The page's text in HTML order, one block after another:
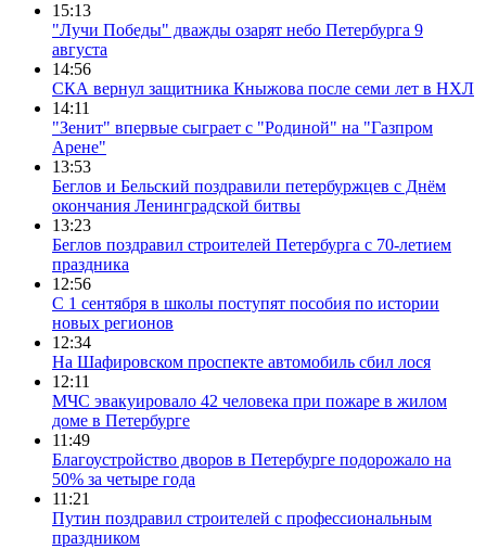
15:13
"Лучи Победы" дважды озарят небо Петербурга 9
августа
14:56
СКА вернул защитника Кныжова после семи лет в НХЛ
14:11
"Зенит" впервые сыграет с "Родиной" на "Газпром
Арене"
13:53
Беглов и Бельский поздравили петербуржцев с Днём
окончания Ленинградской битвы
13:23
Беглов поздравил строителей Петербурга с 70-летием
праздника
12:56
С 1 сентября в школы поступят пособия по истории
новых регионов
12:34
На Шафировском проспекте автомобиль сбил лося
12:11
МЧС эвакуировало 42 человека при пожаре в жилом
доме в Петербурге
11:49
Благоустройство дворов в Петербурге подорожало на
50% за четыре года
11:21
Путин поздравил строителей с профессиональным
праздником